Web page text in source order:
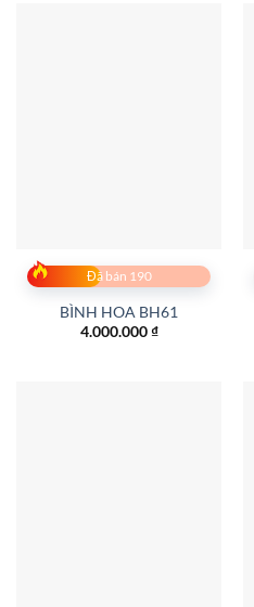
Đã bán 190
BÌNH HOA BH61
4.000.000₫